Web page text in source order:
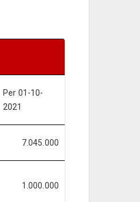
Per 01-10-
2021
7.045.000
1.000.000